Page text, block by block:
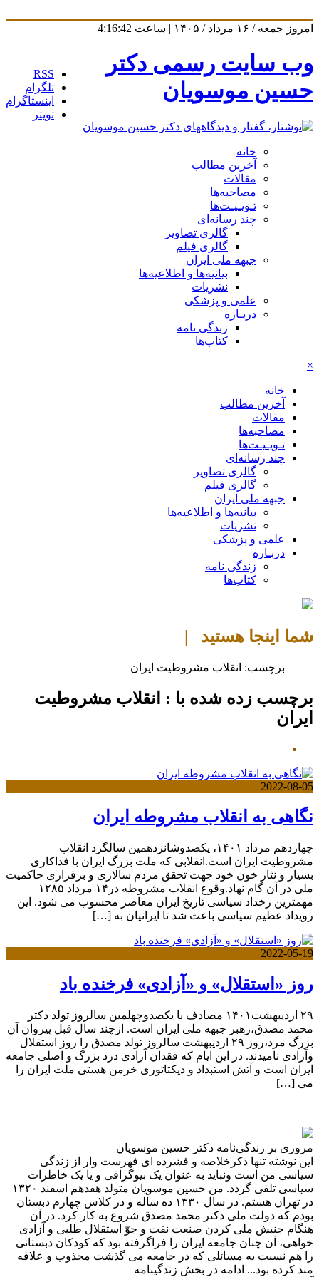
امروز جمعه / ۱۶ مرداد / ۱۴۰۵ | ساعت 4:16:42
RSS
تلگرام
اینستاگرام
تویتر
وب سایت رسمی دکتر
حسین موسویان
خانه
آخرین مطالب
مقالات
مصاحبه‌ها
تـویـیـت‌ها
چند رسانه‌ای
گالری تصاویر
گالری فیلم
جبهه ملی ایران
بیانیه‌ها و اطلاعیه‌ها
نشریات
علمی و پزشکی
دربـاره
زندگی نامه
کتاب‌ها
×
خانه
آخرین مطالب
مقالات
مصاحبه‌ها
تـویـیـت‌ها
چند رسانه‌ای
گالری تصاویر
گالری فیلم
جبهه ملی ایران
بیانیه‌ها و اطلاعیه‌ها
نشریات
علمی و پزشکی
دربـاره
زندگی نامه
کتاب‌ها
شما اینجا هستید |
برچسب: انقلاب مشروطیت ایران
برچسب زده شده با : انقلاب مشروطیت
ایران
2022-08-05
نگاهی به انقلاب مشروطه ایران
چهاردهم مرداد ۱۴۰۱، یکصدوشانزدهمین سالگرد انقلاب
مشروطیت ایران است.انقلابی که ملت بزرگ ایران با فداکاری
بسیار و نثار خون خود جهت تحقق مردم سالاری و برقراری حاکمیت
ملی در آن گام نهاد.وقوع انقلاب مشروطه در۱۴ مرداد ۱۲۸۵
مهمترین رخداد سیاسی تاریخ ایران معاصر محسوب می شود. این
رویداد عظیم سیاسی باعث شد تا ایرانیان به […]
2022-05-19
روز «استقلال» و «آزادی» فرخنده باد
۲۹ اردیبهشت۱۴۰۱ مصادف با یکصدوچهلمین سالروز تولد دکتر
محمد مصدق،رهبر جبهه ملی ایران است. ازچند سال قبل پیروان آن
بزرگ مرد،روز ۲۹ اردیبهشت سالروز تولد مصدق را روز استقلال
وآزادی نامیدند. در این ایام که فقدان آزادی درد بزرگ و اصلی جامعه
ایران است و آتش استبداد و دیکتاتوری خرمن هستی ملت ایران را
می […]
مروری بر زندگی‌نامه دکتر حسین موسویان
این نوشته تنها ذکرخلاصه و فشرده ای فهرست وار از زندگی
سیاسی من است ونباید به عنوان یک بیوگرافی و یا یک خاطرات
سیاسی تلقی گردد. من حسین موسویان متولد هفدهم اسفند ۱۳۲۰
در تهران هستم. در سال ۱۳۳۰ ده ساله و در کلاس چهارم دبستان
بودم که دولت ملی دکتر محمد مصدق شروع به کار کرد. در آن
هنگام جنبش ملی کردن صنعت نفت و جوّ استقلال طلبی و آزادی
خواهی، آن چنان جامعه ایران را فراگرفته بود که کودکان دبستانی
را هم نسبت به مسائلی که در جامعه می گذشت مجذوب و علاقه
مند کرده بود... ادامه در بخش زندگینامه